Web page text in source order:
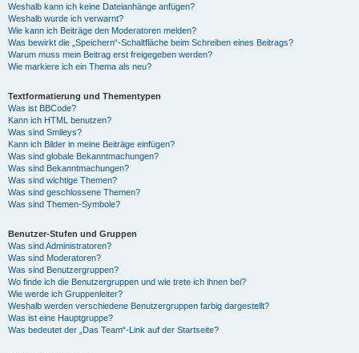
Weshalb kann ich keine Dateianhänge anfügen?
Weshalb wurde ich verwarnt?
Wie kann ich Beiträge den Moderatoren melden?
Was bewirkt die „Speichern“-Schaltfläche beim Schreiben eines Beitrags?
Warum muss mein Beitrag erst freigegeben werden?
Wie markiere ich ein Thema als neu?
Textformatierung und Thementypen
Was ist BBCode?
Kann ich HTML benutzen?
Was sind Smileys?
Kann ich Bilder in meine Beiträge einfügen?
Was sind globale Bekanntmachungen?
Was sind Bekanntmachungen?
Was sind wichtige Themen?
Was sind geschlossene Themen?
Was sind Themen-Symbole?
Benutzer-Stufen und Gruppen
Was sind Administratoren?
Was sind Moderatoren?
Was sind Benutzergruppen?
Wo finde ich die Benutzergruppen und wie trete ich ihnen bei?
Wie werde ich Gruppenleiter?
Weshalb werden verschiedene Benutzergruppen farbig dargestellt?
Was ist eine Hauptgruppe?
Was bedeutet der „Das Team“-Link auf der Startseite?